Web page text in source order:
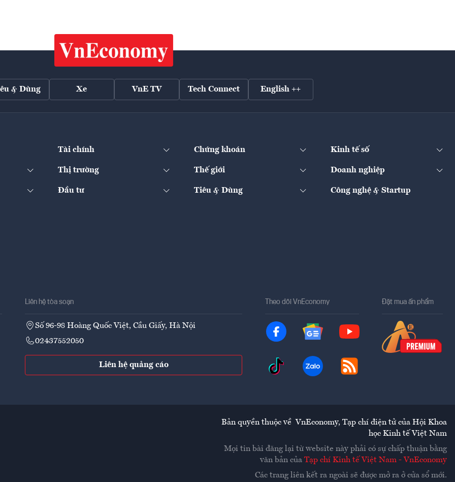
& Dùng Xe VnE TV Tech Connect English ++
Tài chính Chứng khoán Kinh tế số
Thị trường Thế giới Doanh nghiệp
Đầu tư Tiêu & Dùng Công nghệ & Startup
Liên hệ tòa soạn
Số 96-98 Hoàng Quốc Việt, Cầu Giấy, Hà Nội
02437552050
Liên hệ quảng cáo
Theo dõi VnEconomy Đặt mua ấn phẩm
Bản quyền thuộc về VnEconomy, Tạp chí điện tử của Hội Khoa
học Kinh tế Việt Nam
Mọi tin bài đăng lại từ website này phải có sự chấp thuận bằng
văn bản của Tạp chí Kinh tế Việt Nam - VnEconomy
Các trang liên kết ra ngoài sẽ được mở ra ở cửa sổ mới.